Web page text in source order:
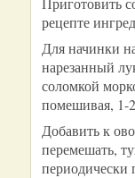
рецепте
Для начинки
нарезанный
соломкой
помешивая, 1-
Добавить к
перемешать,
периодически